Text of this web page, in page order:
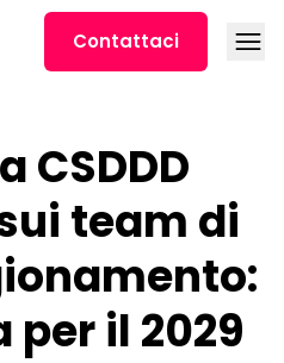
Contattaci
CSDDD
team di
per il 2029